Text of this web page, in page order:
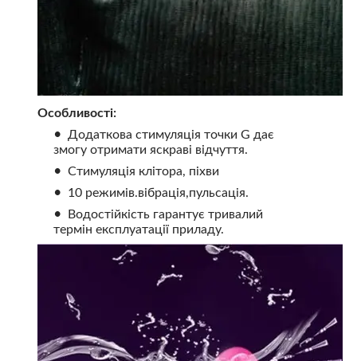
Особливості:
Додаткова стимуляція точки G дає
змогу отримати яскраві відчуття.
Стимуляція клітора, піхви
10 режимів.вібрація,пульсація.
Водостійкість гарантує тривалий
термін експлуатації приладу.